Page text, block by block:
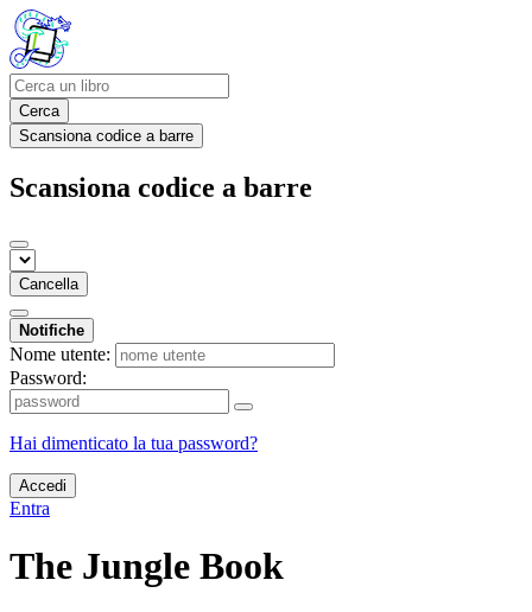
Cerca
Scansiona codice a barre
Scansiona codice a barre
Cancella
Notifiche
Nome utente:
Password:
Hai dimenticato la tua password?
Accedi
Entra
The Jungle Book